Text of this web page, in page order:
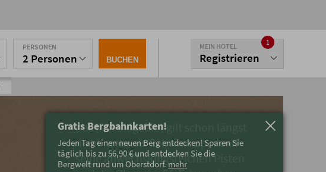
Gratis Bergbahnkarten!
Jeden Tag einen neuen Berg entdecken! Sparen Sie
täglich bis zu 56,90 € und entdecken Sie die
Bergwelt rund um Oberstdorf. mehr
PERSONEN
2 Personen BUCHEN
MEIN HOTEL
Registrieren
1
Das Ifen Skigebiet gilt schon längst
nicht mehr als Geheimtipp, denn
seine abwechslungsreichen Pisten